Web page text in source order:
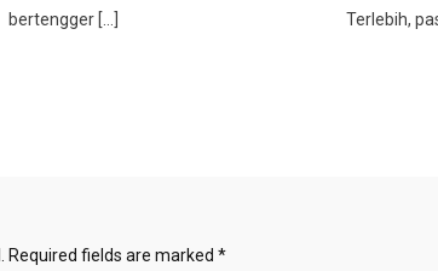
bertengger […]
Terlebih,
Required fields are marked *